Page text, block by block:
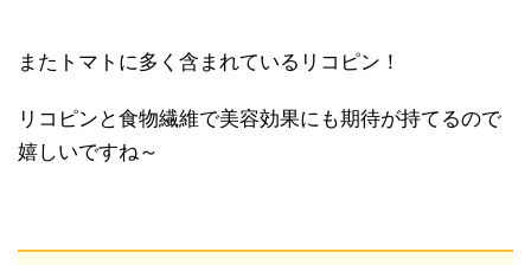
またトマトに多く含まれているリコピン！
リコピンと食物繊維で美容効果にも期待が持てるので
嬉しいですね～